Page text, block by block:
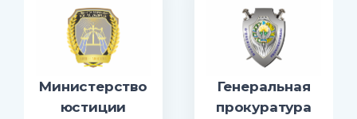
Министерство
юстиции
Генеральная
прокуратура